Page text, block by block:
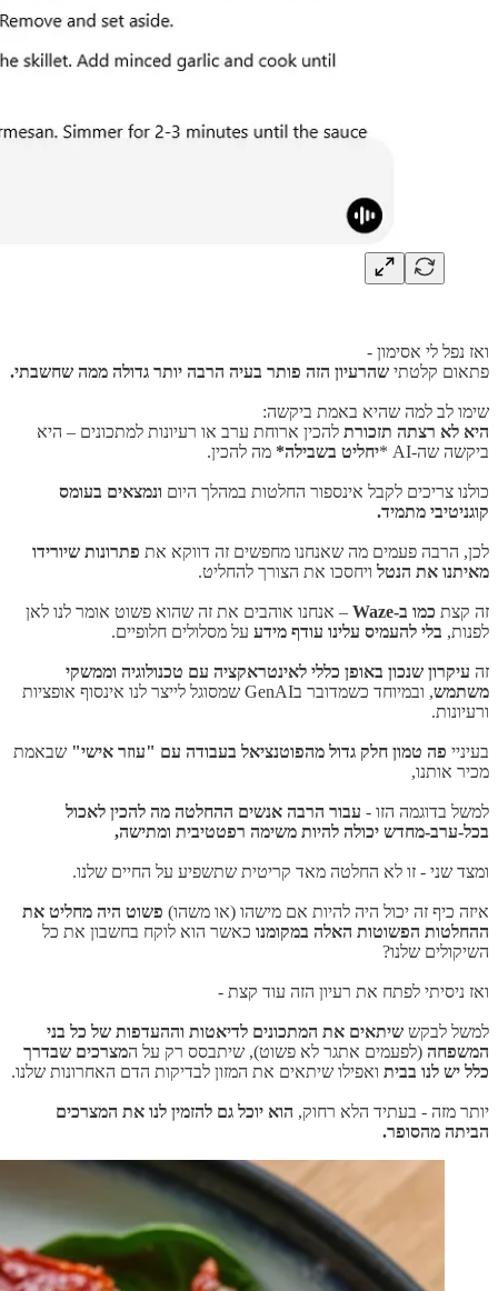
ואז נפל לי אסימון -
פתאום קלטתי שהרעיון הזה פותר בעיה הרבה יותר גדולה ממה שחשבתי.
שימו לב למה שהיא באמת ביקשה:
היא לא רצתה תזכורת להכין ארוחת ערב או רעיונות למתכונים – היא
ביקשה שה-AI *
יחליט בשבילה* מה להכין.
כולנו צריכים לקבל אינספור החלטות במהלך היום ונמצאים בעומס
קוגניטיבי מתמיד.
לכן, הרבה פעמים מה שאנחנו מחפשים זה דווקא את פתרונות שיורידו
מאיתנו את הנטל ויחסכו את הצורך להחליט.
זה קצת כמו ב-Waze
– אנחנו אוהבים את זה שהוא פשוט אומר לנו לאן
לפנות, בלי להעמיס עלינו עודף מידע על מסלולים חלופיים.
זה עיקרון שנכון באופן כללי לאינטראקציה עם טכנולוגיה וממשקי
משתמש
, ובמיוחד כשמדובר בGenAI שמסוגל לייצר לנו אינסוף אופציות
ורעיונות.
בעיניי פה טמון חלק גדול מהפוטנציאל בעבודה עם "עוזר אישי" שבאמת
מכיר אותנו,
למשל בדוגמה הזו - עבור הרבה אנשים ההחלטה מה להכין לאכול
בכל-ערב-מחדש יכולה להיות משימה רפטטיבית ומתישה,
ומצד שני - זו לא החלטה מאד קריטית שתשפיע על החיים שלנו.
איזה כיף זה יכול היה להיות אם מישהו (או משהו) פשוט היה מחליט את
ההחלטות הפשוטות האלה במקומנו כאשר הוא לוקח בחשבון את כל
השיקולים שלנו?
ואז ניסיתי לפתח את רעיון הזה עוד קצת -
למשל לבקש שיתאים את המתכונים לדיאטות וההעדפות של כל בני
המשפחה (לפעמים אתגר לא פשוט), שיתבסס רק על המצרכים שבדרך
כלל יש לנו בבית ואפילו שיתאים את המזון לבדיקות הדם האחרונות שלנו.
יותר מזה - בעתיד הלא רחוק, הוא יוכל גם להזמין לנו את המצרכים
הביתה מהסופר.